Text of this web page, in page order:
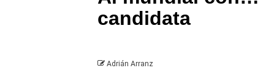
candidata
Adrián Arranz